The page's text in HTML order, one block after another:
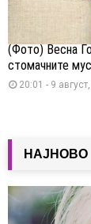
(Фото) Весна
стомачните
20:01 - 9
НАЈНОВО